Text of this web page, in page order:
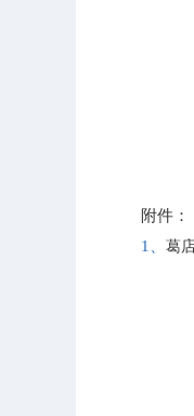
附件：
1、 葛